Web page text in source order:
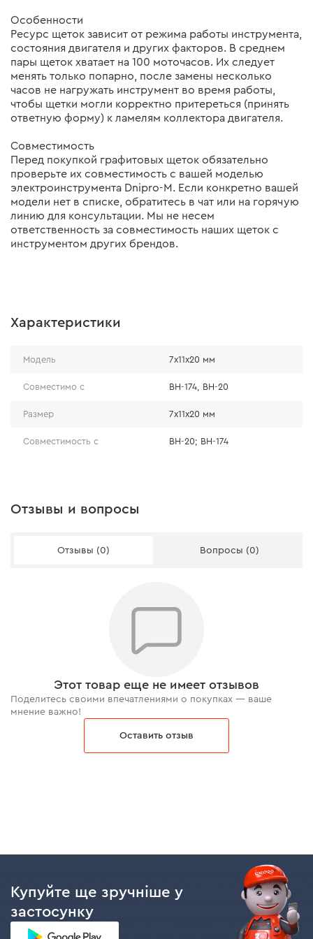
Особенности
Ресурс щеток зависит от режима работы инструмента,
состояния двигателя и других факторов. В среднем
пары щеток хватает на 100 моточасов. Их следует
менять только попарно, после замены несколько
часов не нагружать инструмент во время работы,
чтобы щетки могли корректно притереться (принять
ответную форму) к ламелям коллектора двигателя.
Совместимость
Перед покупкой графитовых щеток обязательно
проверьте их совместимость с вашей моделью
электроинструмента Dnipro-M. Если конкретно вашей
модели нет в списке, обратитесь в чат или на горячую
линию для консультации. Мы не несем
ответственность за совместимость наших щеток с
инструментом других брендов.
Характеристики
Модель 7х11х20 мм
Совместимо с BH-174, BH-20
Размер 7х11х20 мм
Совместимость с BH-20; BH-174
Отзывы и вопросы
Отзывы (0) Вопросы (0)
Этот товар еще не имеет отзывов
Поделитесь своими впечатлениями о покупках — ваше
мнение важно!
Оставить отзыв
Купуйте ще зручніше у
застосунку